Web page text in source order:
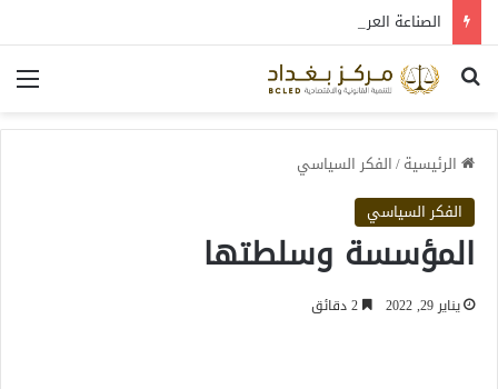
بحث عن
الرئيسية/الفكر السياسي
الفكر السياسي
المؤسسة وسلطتها
يناير 29, 2022